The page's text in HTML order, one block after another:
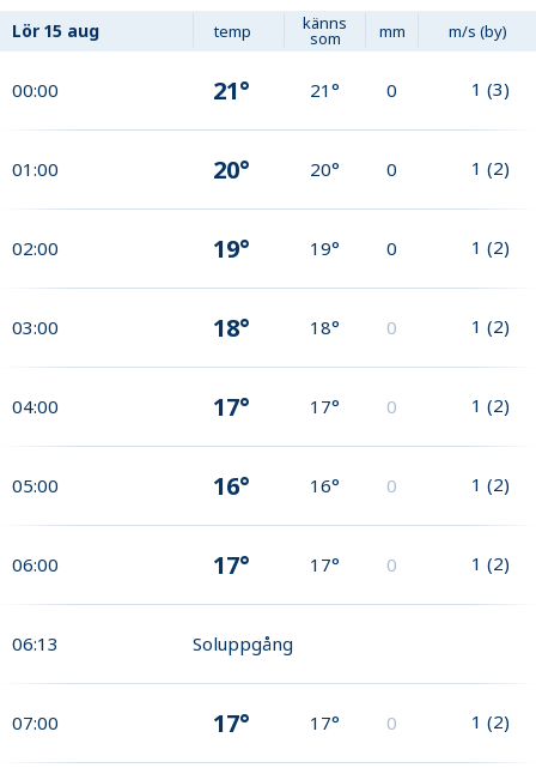
Lör 15 aug temp känns
som mm m/s (by)
00:00 21° 21° 0 1 (3)
01:00 20° 20° 0 1 (2)
02:00 19° 19° 0 1 (2)
03:00 18° 18° 0 1 (2)
04:00 17° 17° 0 1 (2)
05:00 16° 16° 0 1 (2)
06:00 17° 17° 0 1 (2)
06:13 Soluppgång
07:00 17° 17° 0 1 (2)